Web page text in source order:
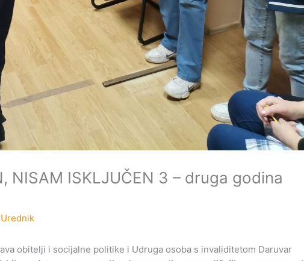
NISAM ISKLJUČEN 3 – druga godina
Urednik
obitelji i socijalne politike i Udruga osoba s invaliditetom Daruvar